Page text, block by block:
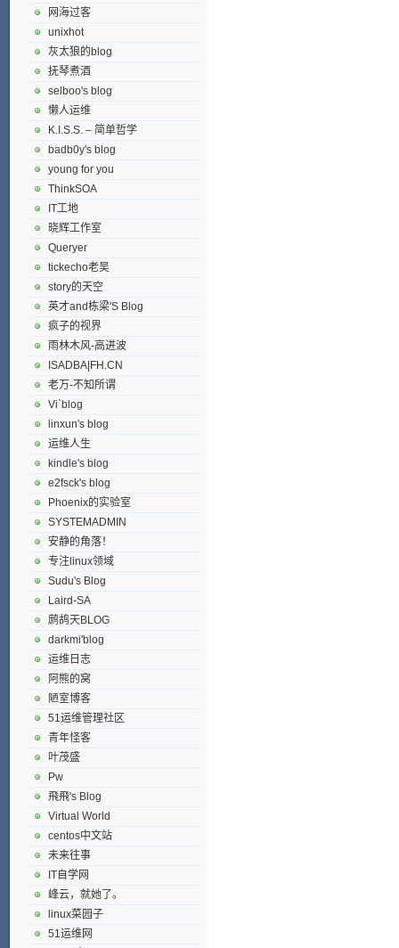
网海过客
unixhot
灰太狼的blog
抚琴煮酒
selboo's blog
懒人运维
K.I.S.S. – 简单哲学
badb0y's blog
young for you
ThinkSOA
IT工地
晓辉工作室
Queryer
tickecho老吴
story的天空
英才and栋梁'S Blog
疯子的视界
雨林木风-高进波
ISADBA|FH.CN
老万-不知所谓
Vi`blog
linxun's blog
运维人生
kindle's blog
e2fsck's blog
Phoenix的实验室
SYSTEMADMIN
安静的角落！
专注linux领域
Sudu's Blog
Laird-SA
鹧鸪天BLOG
darkmi'blog
运维日志
阿熊的窝
陋室博客
51运维管理社区
青年怪客
叶茂盛
Pw
飛飛's Blog
Virtual World
centos中文站
未来往事
IT自学网
峰云，就她了。
linux菜园子
51运维网